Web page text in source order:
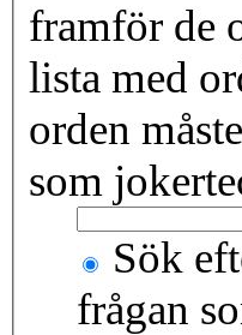
framför de
lista med
orden
som
Sök
frågan